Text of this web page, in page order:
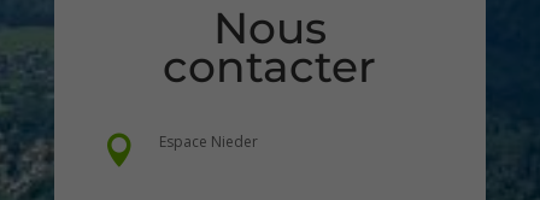
Nous
contacter
 Espace Nieder